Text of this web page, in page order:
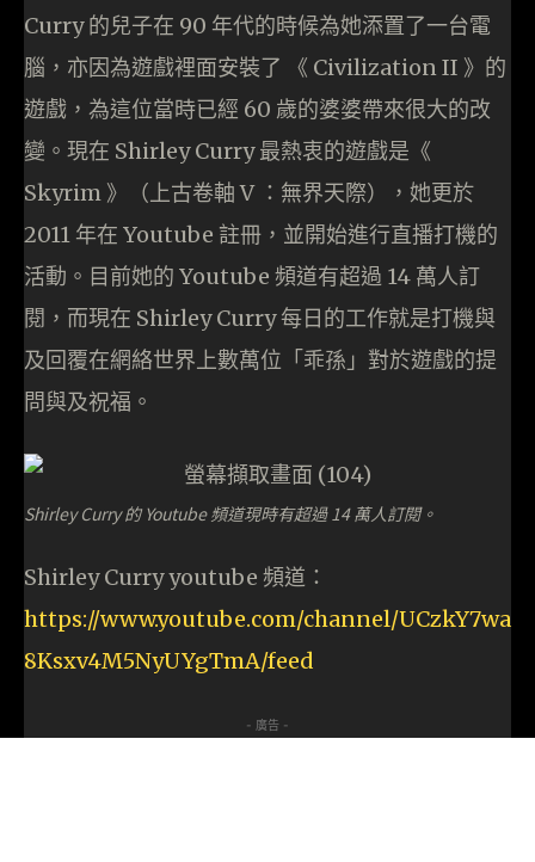
Curry 的兒子在 90 年代的時候為她添置了一台電
腦，亦因為遊戲裡面安裝了 《 Civilization II 》的
遊戲，為這位當時已經 60 歲的婆婆帶來很大的改
變。現在 Shirley Curry 最熱衷的遊戲是《
Skyrim 》（上古卷軸 V ：無界天際），她更於
2011 年在 Youtube 註冊，並開始進行直播打機的
活動。目前她的 Youtube 頻道有超過 14 萬人訂
閱，而現在 Shirley Curry 每日的工作就是打機與
及回覆在網絡世界上數萬位「乖孫」對於遊戲的提
問與及祝福。
Shirley Curry 的 Youtube 頻道現時有超過 14 萬人訂閱。
Shirley Curry youtube 頻道：
https://www.youtube.com/channel/UCzkY7wa
8Ksxv4M5NyUYgTmA/feed
- 廣告 -